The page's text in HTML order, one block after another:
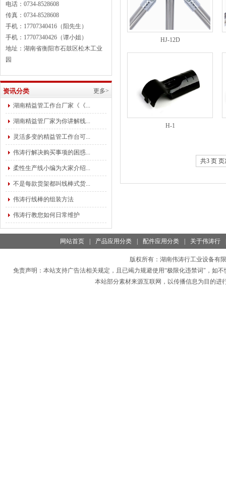
电话：0734-8528608
传真：0734-8528608
手机：17707340416（阳先生）
手机：17707340426（谭小姐）
地址：湖南省衡阳市石鼓区松木工业
园
资讯分类 更多>
湖南精益管工作台厂家《《...
湖南精益管厂家为你讲解线...
灵活多变的精益管工作台可...
伟涛行解决购买事项的困惑...
柔性生产线小编为大家介绍...
不是每款货架都叫线棒式货...
伟涛行线棒的组装方法
伟涛行教您如何日常维护
HJ-12D
H-1
共3 页 页
网站首页 产品应用分类 配件应用分类 关于伟涛行
版权所有： 湖南伟涛行工业设备有
免责声明：本站支持广告法相关规定，且已竭力规避使用“极限化违禁词"，如
本站部分素材来源互联网，以传播信息为目的